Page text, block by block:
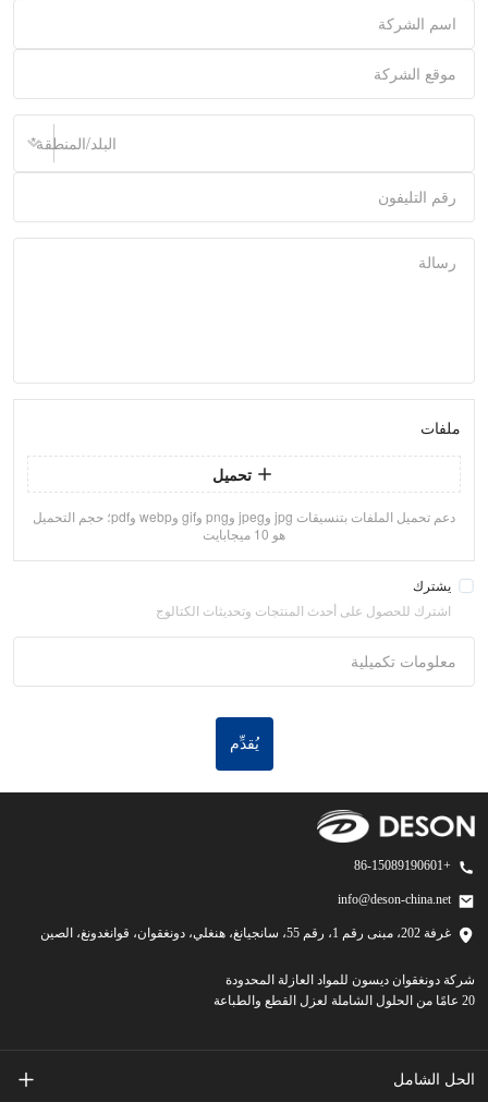
اسم الشركة
موقع الشركة
البلد/المنطقة*
رقم التليفون
رسالة
ملفات
تحميل
دعم تحميل الملفات بتنسيقات jpg وjpeg وpng وgif وwebp وpdf؛ حجم التحميل
هو 10 ميجابايت
يشترك
اشترك للحصول على أحدث المنتجات وتحديثات الكتالوج
معلومات تكميلية
يُقدِّم
+86-15089190601
info@deson-china.net
غرفة 202، مبنى رقم 1، رقم 55، سانجيانغ، هنغلي، دونغقوان، قوانغدونغ، الصين
شركة دونغقوان ديسون للمواد العازلة المحدودة
20 عامًا من الحلول الشاملة لعزل القطع والطباعة
الحل الشامل